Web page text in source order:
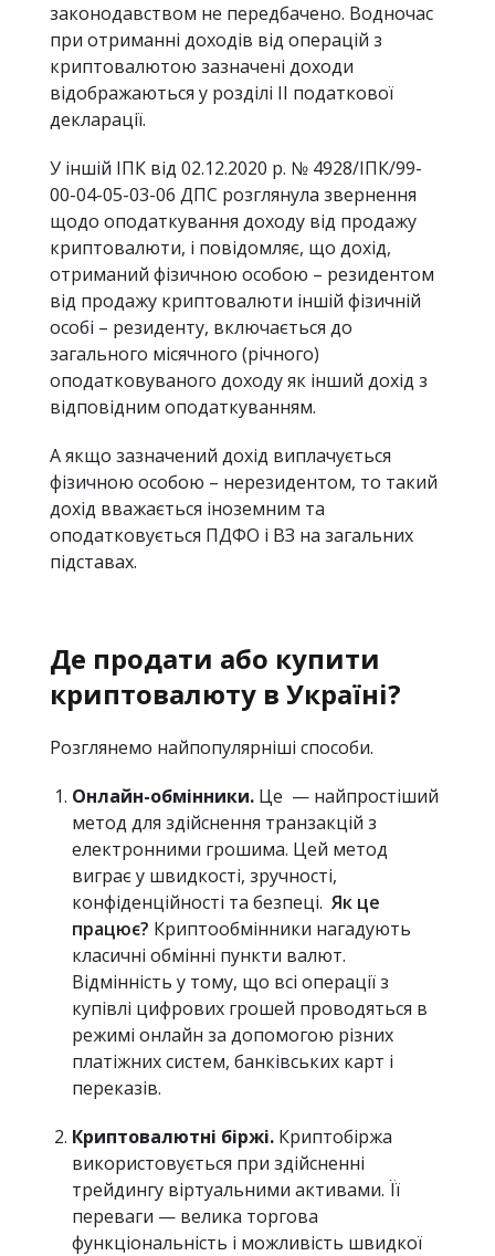
законодавством не передбачено. Водночас
при отриманні доходів від операцій з
криптовалютою зазначені доходи
відображаються у розділі II податкової
декларації.
У іншій ІПК від 02.12.2020 р. № 4928/ІПК/99-
00-04-05-03-06 ДПС розглянула звернення
щодо оподаткування доходу від продажу
криптовалюти, і повідомляє, що дохід,
отриманий фізичною особою – резидентом
від продажу криптовалюти іншій фізичній
особі – резиденту, включається до
загального місячного (річного)
оподатковуваного доходу як інший дохід з
відповідним оподаткуванням.
А якщо зазначений дохід виплачується
фізичною особою – нерезидентом, то такий
дохід вважається іноземним та
оподатковується ПДФО і ВЗ на загальних
підставах.
Де продати або купити
криптовалюту в Україні?
Розглянемо найпопулярніші способи.
Онлайн-обмінники. Це — найпростіший
метод для здійснення транзакцій з
електронними грошима. Цей метод
виграє у швидкості, зручності,
конфіденційності та безпеці. Як це
працює? Криптообмінники нагадують
класичні обмінні пункти валют.
Відмінність у тому, що всі операції з
купівлі цифрових грошей проводяться в
режимі онлайн за допомогою різних
платіжних систем, банківських карт і
переказів.
Криптовалютні біржі. Криптобіржа
використовується при здійсненні
трейдингу віртуальними активами. Її
переваги — велика торгова
функціональність і можливість швидкої